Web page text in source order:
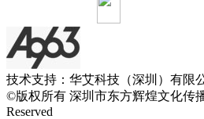
技术支持：华艾科技（深圳）有限
©版权所有 深圳市东方辉煌文化传
Reserved